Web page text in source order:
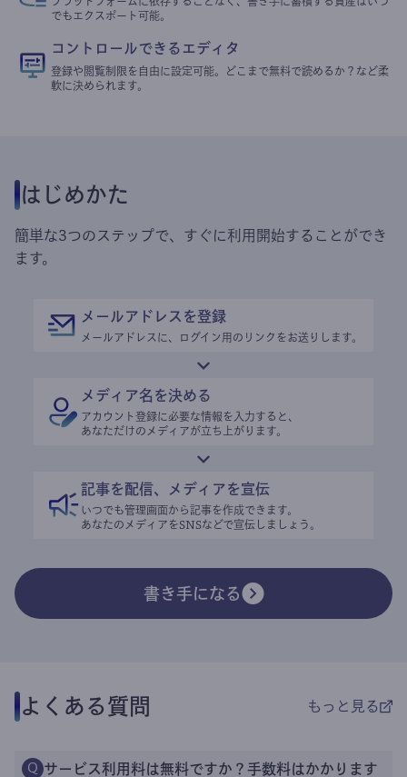
でもエクスポート可能。
コントロールできるエディタ
登録や閲覧制限を自由に設定可能。どこまで無料で読めるか？など柔
軟に決められます。
はじめかた
簡単な3つのステップで、すぐに利用開始することができ
ます。
メールアドレスを登録
メールアドレスに、ログイン用のリンクをお送りします。
メディア名を決める
アカウント登録に必要な情報を入力すると、
あなただけのメディアが立ち上がります。
記事を配信、メディアを宣伝
いつでも管理画面から記事を作成できます。
あなたのメディアをSNSなどで宣伝しましょう。
書き手になる
よくある質問 もっと見る
Q サービス利用料は無料ですか？手数料はかかります